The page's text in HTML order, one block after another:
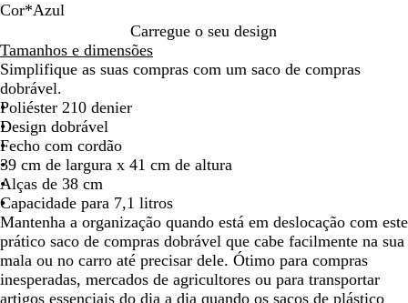
Cor*Azul
z
u
l
e
r
m
e
l
h
o
o
x
o
i
n
z
e
n
t
o
e
r
d
e
Carregue o seu design
Tamanhos e dimensões
Simplifique as suas compras com um saco de compras
dobrável.
Poliéster 210 denier
Design dobrável
Fecho com cordão
39 cm de largura x 41 cm de altura
Alças de 38 cm
Capacidade para 7,1 litros
Mantenha a organização quando está em deslocação com este
prático saco de compras dobrável que cabe facilmente na sua
mala ou no carro até precisar dele. Ótimo para compras
inesperadas, mercados de agricultores ou para transportar
artigos essenciais do dia a dia quando os sacos de plástico